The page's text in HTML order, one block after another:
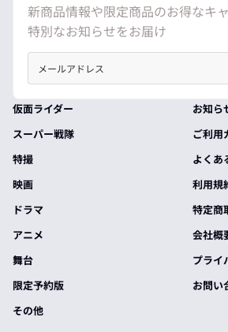
新商品情報や限定商品のお得なキ
特別なお知らせをお届け
仮面ライダー
スーパー戦隊
特撮
映画
ドラマ
アニメ
舞台
限定予約版
その他
お知ら
ご利用
よくあ
利用規
特定商
会社概
プライ
お問い